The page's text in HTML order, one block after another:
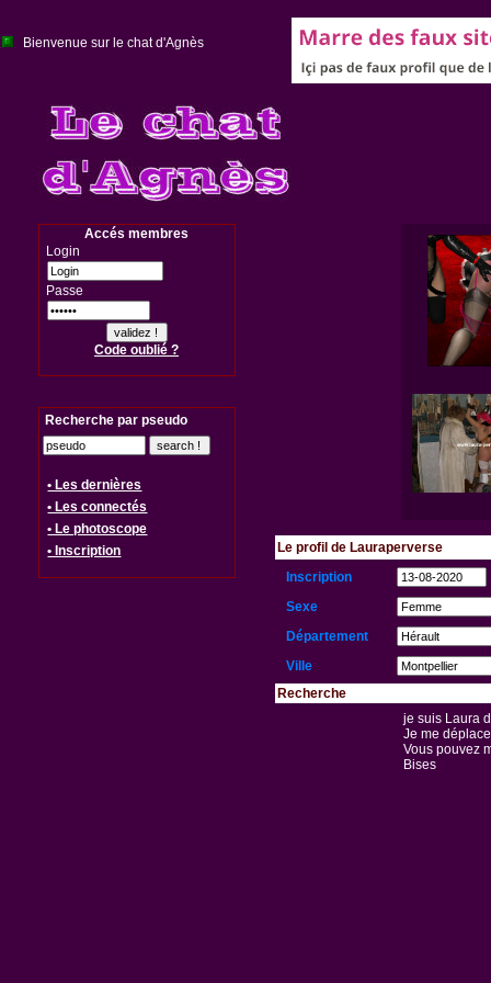
Bienvenue sur le chat d'Agnès
Accés membres
Login
Passe
Code oublié ?
Recherche par pseudo
• Les dernières
• Les connectés
• Le photoscope
• Inscription
Le profil de Lauraperverse
Inscription
Sexe
Département
Ville
Recherche
je suis Laura
Je me
Vous pouvez
Bises